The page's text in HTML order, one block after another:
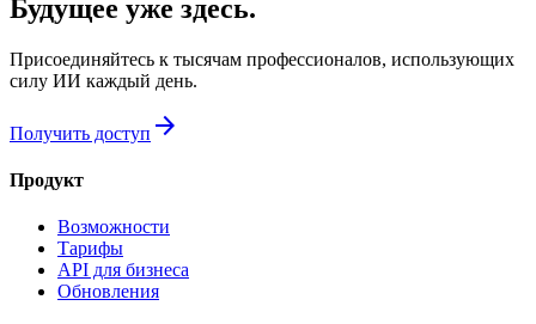
Будущее уже здесь.
Присоединяйтесь к тысячам профессионалов, использующих
силу ИИ каждый день.
Получить доступ arrow_forward
Продукт
Возможности
Тарифы
API для бизнеса
Обновления